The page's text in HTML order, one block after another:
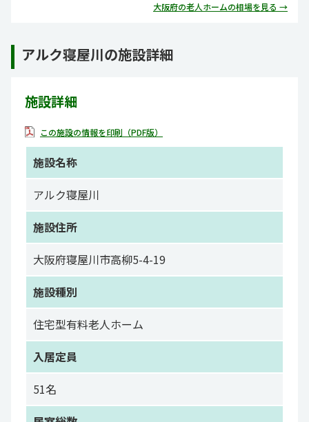
大阪府の老人ホームの相場を見る →
アルク寝屋川の施設詳細
施設詳細
この施設の情報を印刷（PDF版）
施設名称
アルク寝屋川
施設住所
大阪府寝屋川市高柳5-4-19
施設種別
住宅型有料老人ホーム
入居定員
51名